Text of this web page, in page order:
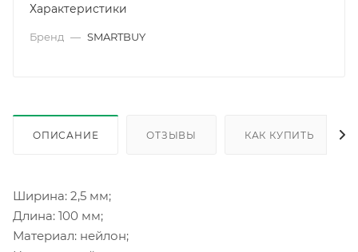
Характеристики
Бренд — SMARTBUY
ОПИСАНИЕ ОТЗЫВЫ КАК КУПИТЬ
Ширина: 2,5 мм;
Длина: 100 мм;
Материал: нейлон;